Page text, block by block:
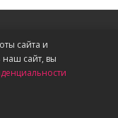
сайта и
сайт, вы